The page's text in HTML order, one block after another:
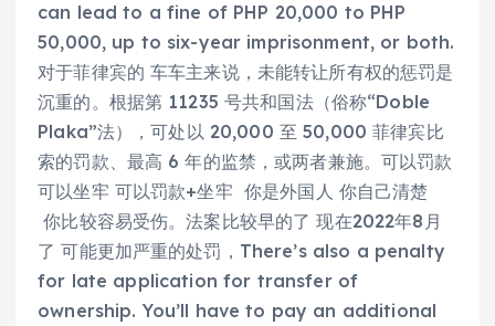
can lead to a fine of PHP 20,000 to PHP
50,000, up to six-year imprisonment, or both.
对于菲律宾的 车车主来说，未能转让所有权的惩罚是
沉重的。根据第 11235 号共和国法（俗称“Doble
Plaka”法），可处以 20,000 至 50,000 菲律宾比
索的罚款、最高 6 年的监禁，或两者兼施。可以罚款
可以坐牢 可以罚款+坐牢 你是外国人 你自己清楚
你比较容易受伤。法案比较早的了 现在2022年8月
了 可能更加严重的处罚，There’s also a penalty
for late application for transfer of
ownership. You’ll have to pay an additional